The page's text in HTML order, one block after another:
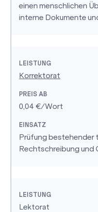
einen menschlichen
interne Dokumente
Korrektorat
0,04 €/Wort
Prüfung bestehender
Rechtschreibung und
Lektorat